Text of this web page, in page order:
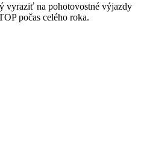
vyraziť na pohotovostné výjazdy
počas celého roka.